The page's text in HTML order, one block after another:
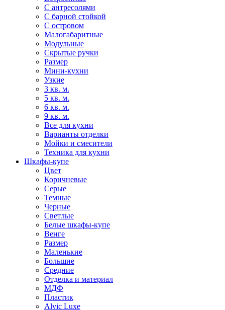
С антресолями
С барной стойкой
С островом
Малогабаритные
Модульные
Скрытые ручки
Размер
Мини-кухни
Узкие
3 кв. м.
5 кв. м.
6 кв. м.
9 кв. м.
Все для кухни
Варианты отделки
Мойки и смесители
Техника для кухни
Шкафы-купе
Цвет
Коричневые
Серые
Темные
Черные
Светлые
Белые шкафы-купе
Венге
Размер
Маленькие
Большие
Средние
Отделка и материал
МДФ
Пластик
Alvic Luxe